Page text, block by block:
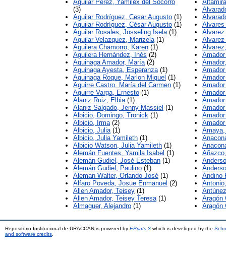
Aguilar Pérez, Yamilex del Socorro
(3)
Aguilar Rodríguez, Cesar Augusto (1)
Aguilar Rodríguez, César Augusto (1)
Aguilar Rosales, Josseling Isela(1)
Aguilar Velazquez, Marizela(1)
Aguilera Chamorro, Karen (1)
Aguilera Hernández, Inés (2)
Aguinaga Amador, María(2)
Aguinaga Ayesta, Esperanza(1)
Aguinaga Roque, Marlon Miguel (1)
Aguirre Castro, María del Carmen (1)
Aguirre Varga, Ernesto (1)
Alaniz Ruiz, Elbia(1)
Alaniz Salgado, Jenny Massiel (1)
Albicio, Domingo, Tronick (1)
Albicio, Irma(2)
Albicio, Julia(1)
Albicio, Julia Yamileth (1)
Albicio Watson, Julia Yamileth (1)
Alemán Fuentes, Yamila Isabel (1)
Alemán Gudiel, José Esteban (1)
Alemán Gudiel, Paulino (1)
Aleman Walter, Orlando José (1)
Alfaro Poveda, Josue Enmanuel (2)
Allen Amador, Teisey (1)
Allen Amador, Teisey Teresa(1)
Almaguer, Alejandro (1)
Alvares
Alvarez
Alvarez
Andino
Aragón
Aragón
Repositorio Institucional de URACCAN is powered by EPrints 3 which is developed by the
and software credits.